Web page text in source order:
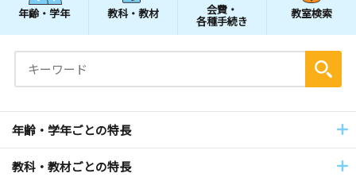
年齢・学年 教科・教材 会費・
各種手続き
教室検索
年齢・学年ごとの特長
教科・教材ごとの特長